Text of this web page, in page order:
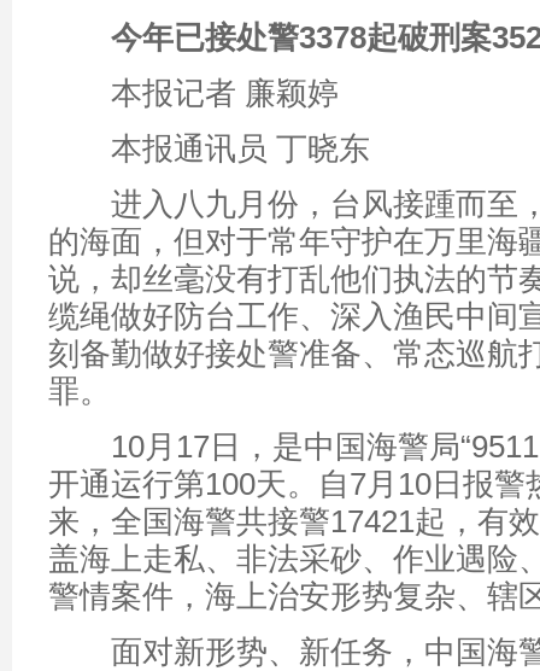
今年已接处警3378起破刑案
本报记者 廉颖婷
本报通讯员 丁晓东
进入八九月份，台风接踵而至
的海面，但对于常年守护在万里海
说，却丝毫没有打乱他们执法的节
缆绳做好防台工作、深入渔民中间
刻备勤做好接处警准备、常态巡航
罪。
10月17日，是中国海警局
开通运行第100天。自7月10日报警
来，全国海警共接警17421起，有
盖海上走私、非法采砂、作业遇险
警情案件，海上治安形势复杂、辖
面对新形势、新任务，中国海